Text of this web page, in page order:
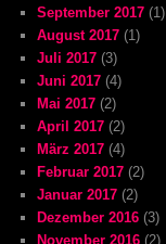
September 2017 (1)
August 2017 (1)
Juli 2017 (3)
Juni 2017 (4)
Mai 2017 (2)
April 2017 (2)
März 2017 (4)
Februar 2017 (2)
Januar 2017 (2)
Dezember 2016 (3)
November 2016 (2)